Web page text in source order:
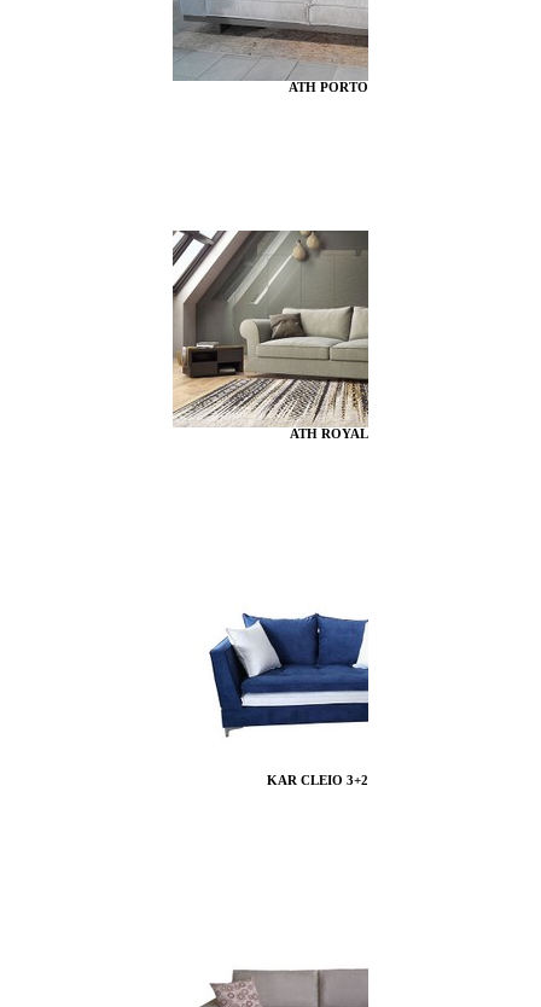
ATH PORTO
ATH ROYAL
KAR CLEIO 3+2